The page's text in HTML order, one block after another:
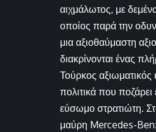
αιχμάλωτος, με
οποίος παρά την
μια αξιοθαύμαστη
διακρίνονται ένας
Τούρκος αξιωματικός
πολιτικά που ποζάρει
εύσωμο στρατιώτη.
μαύρη Mercedes-